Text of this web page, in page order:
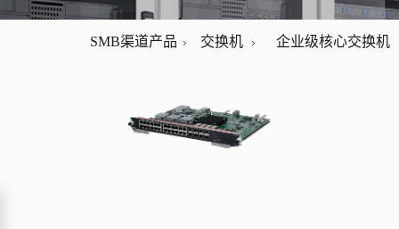
SMB渠道产品 交换机 企业级核心交换机